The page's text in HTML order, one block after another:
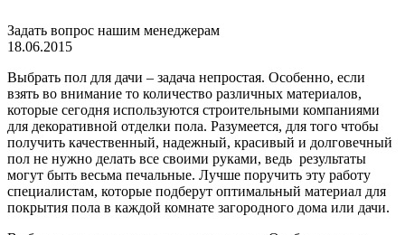
Задать вопрос нашим менеджерам
18.06.2015
Выбрать пол для дачи – задача непростая. Особенно, если
взять во внимание то количество различных материалов,
которые сегодня используются строительными компаниями
для декоративной отделки пола. Разумеется, для того чтобы
получить качественный, надежный, красивый и долговечный
пол не нужно делать все своими руками, ведь результаты
могут быть весьма печальные. Лучше поручить эту работу
специалистам, которые подберут оптимальный материал для
покрытия пола в каждой комнате загородного дома или дачи.